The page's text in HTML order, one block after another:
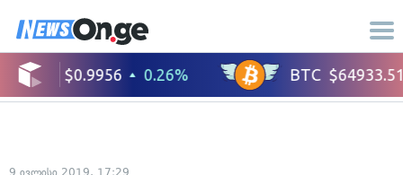
9 ივლისი 2019, 17:29